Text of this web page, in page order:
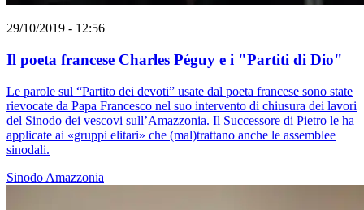
29/10/2019 - 12:56
Il poeta francese Charles Péguy e i "Partiti di Dio"
Le parole sul “Partito dei devoti” usate dal poeta francese sono state
rievocate da Papa Francesco nel suo intervento di chiusura dei lavori
del Sinodo dei vescovi sull’Amazzonia. Il Successore di Pietro le ha
applicate ai «gruppi elitari» che (mal)trattano anche le assemblee
sinodali.
Sinodo Amazzonia